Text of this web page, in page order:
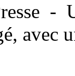
-
avec